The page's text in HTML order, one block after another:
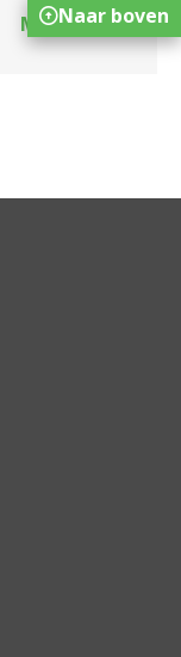
Meer info
Naar boven